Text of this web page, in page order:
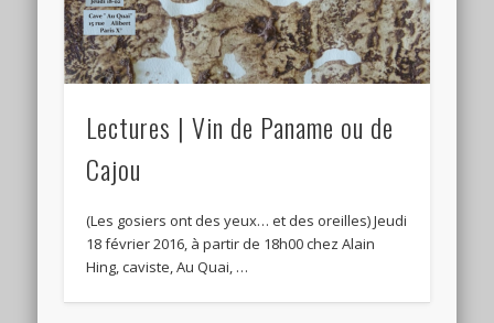
Lectures | Vin de Paname ou de
Cajou
(Les gosiers ont des yeux… et des oreilles) Jeudi
18 février 2016, à partir de 18h00 chez Alain
Hing, caviste, Au Quai, …